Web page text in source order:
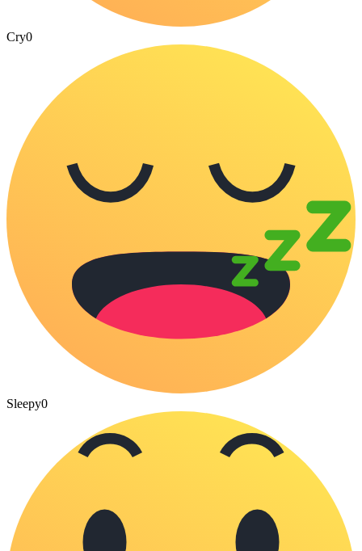
Cry0
Sleepy0